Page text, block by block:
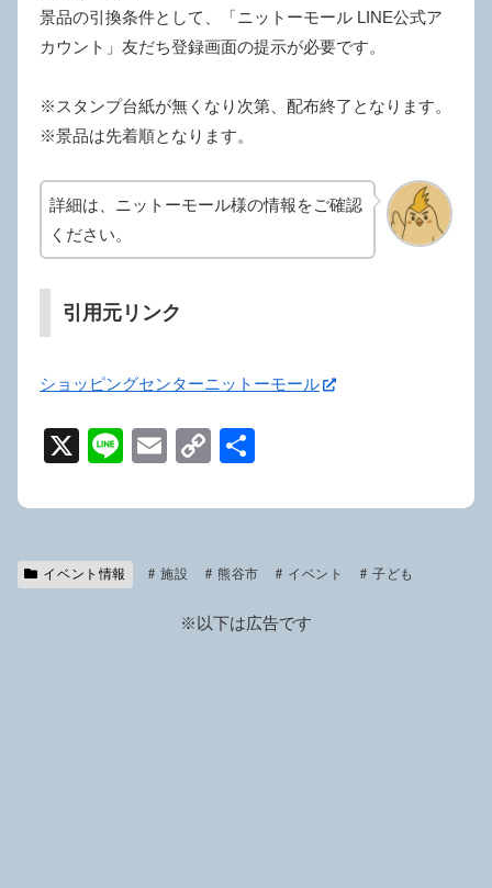
景品の引換条件として、「ニットーモール LINE公式ア
カウント」友だち登録画面の提示が必要です。
※スタンプ台紙が無くなり次第、配布終了となります。
※景品は先着順となります。
詳細は、ニットーモール様の情報をご確認
ください。
引用元リンク
ショッピングセンターニットーモール
X
Li
e
E
ail
C
p
Li
n
イベント情報 施設 熊谷市 イベント 子ども
※以下は広告です